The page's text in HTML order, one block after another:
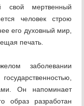
свой мертвенный
человек строю
его духовный мир,
печать.
заболевании
Он напоминает
образ разработан